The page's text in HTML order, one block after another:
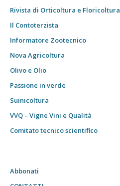
Rivista di Orticoltura e Floricoltura
Il Contoterzista
Informatore Zootecnico
Nova Agricoltura
Olivo e Olio
Passione in verde
Suinicoltura
VVQ – Vigne Vini e Qualità
Comitato tecnico scientifico
Abbonati